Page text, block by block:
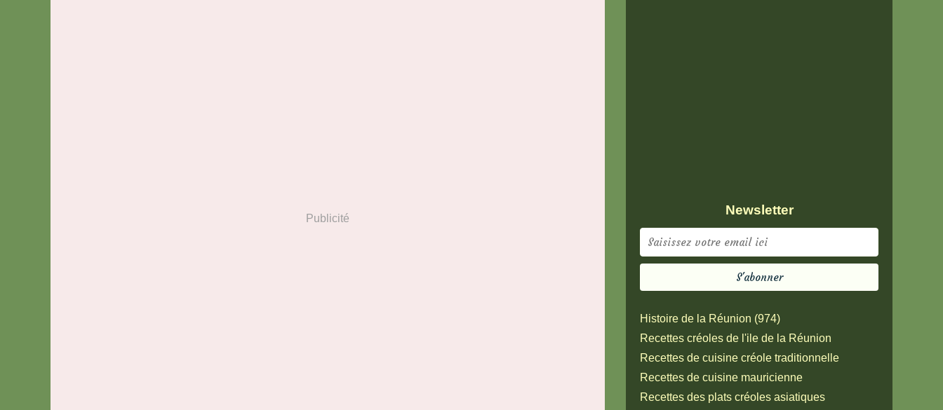
Publicité
Newsletter
Histoire de la Réunion (974)
Recettes créoles de l'ile de la Réunion
Recettes de cuisine créole traditionnelle
Recettes de cuisine mauricienne
Recettes des plats créoles asiatiques